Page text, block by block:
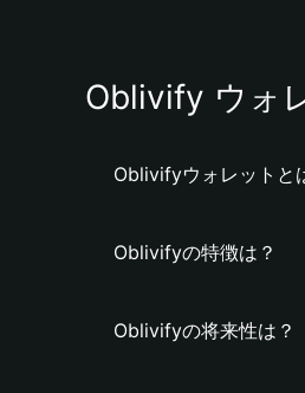
Oblivify ウォ
Oblivifyウォレットと
Oblivifyの特徴は？
Oblivifyの将来性は？